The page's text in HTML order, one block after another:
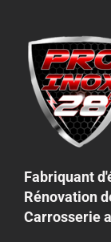
content
Fabriquant
Rénovation
Carrosserie